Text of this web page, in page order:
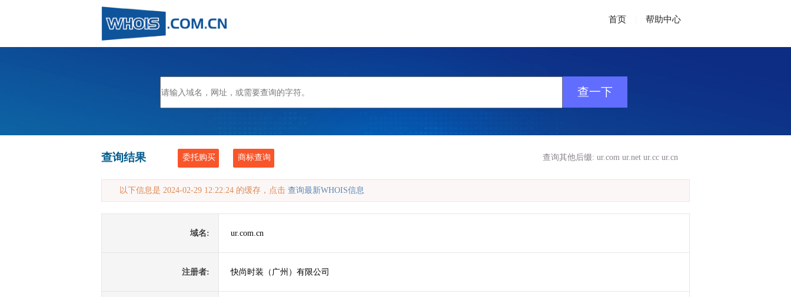
首页 帮助中心
查询结果 委托购买 商标查询 查询其他后缀: ur.com ur.net ur.cc ur.cn
以下信息是 2024-02-29 12:22:24 的缓存，点击 查询最新WHOIS信息
域名: ur.com.cn
注册者: 快尚时装（广州）有限公司